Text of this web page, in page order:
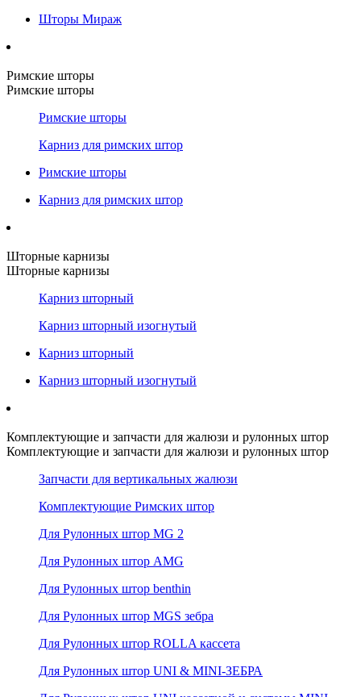
Шторы Мираж
Римские шторы
Римские шторы
Римские шторы
Карниз для римских штор
Римские шторы
Карниз для римских штор
Шторные карнизы
Шторные карнизы
Карниз шторный
Карниз шторный изогнутый
Карниз шторный
Карниз шторный изогнутый
Комплектующие и запчасти для жалюзи и рулонных штор
Комплектующие и запчасти для жалюзи и рулонных штор
Запчасти для вертикальных жалюзи
Комплектующие Римских штор
Для Рулонных штор MG 2
Для Рулонных штор AMG
Для Рулонных штор benthin
Для Рулонных штор MGS зебра
Для Рулонных штор ROLLA кассета
Для Рулонных штор UNI & MINI-ЗЕБРА